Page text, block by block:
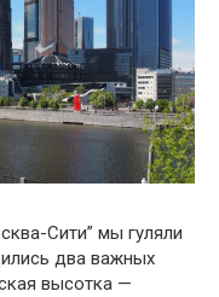
Сити” мы гуляли
два важных
высотка —